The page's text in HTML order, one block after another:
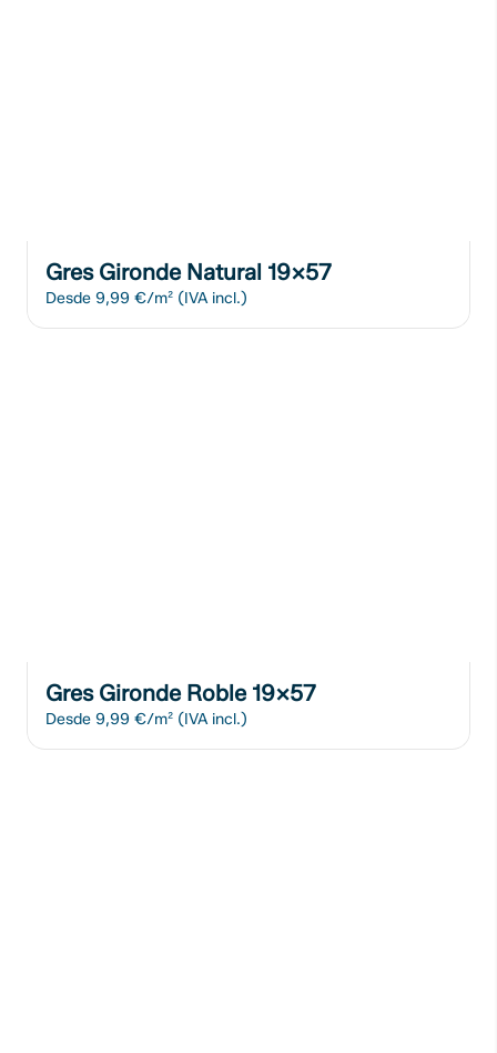
Gres Gironde Natural 19x57
Desde 9,99 €/m² (IVA incl.)
Gres Gironde Roble 19x57
Desde 9,99 €/m² (IVA incl.)